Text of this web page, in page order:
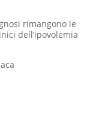
rimangono le
dell’ipovolemia